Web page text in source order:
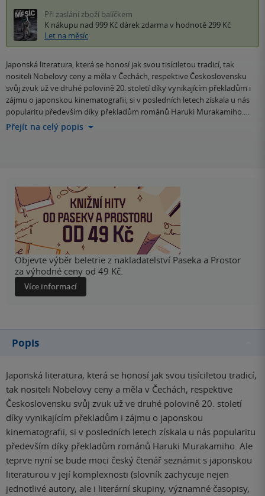
Při zaslání zboží balíčkem
K nákupu nad 999 Kč dárek zdarma v hodnotě 299 Kč
Let na měsíc
Japonská literatura, která se honosí jak svou tisíciletou tradicí, tak
nositeli Nobelovy ceny a měla v Čechách, respektive Československu
svůj zvuk už ve druhé polovině 20. století díky vynikajícím překladům i
zájmu o japonskou kinematografii, si v posledních letech získala u nás
popularitu především díky překladům románů Haruki Murakamiho.…
Přejít na celý popis
Objevte výběr beletrie z nakladatelství Paseka a Prostor
za výhodné ceny od 49 Kč.
Více informací
Popis
Japonská literatura, která se honosí jak svou tisíciletou tradicí,
tak nositeli Nobelovy ceny a měla v Čechách, respektive
Československu svůj zvuk už ve druhé polovině 20. století
díky vynikajícím překladům i zájmu o japonskou
kinematografii, si v posledních letech získala u nás popularitu
především díky překladům románů Haruki Murakamiho. Ale
teprve nyní se bude moci český čtenář seznámit s japonskou
literaturou v její komplexnosti (slovník zachycuje nejen
jednotlivé autory, ale i literární skupiny, významné časopisy,